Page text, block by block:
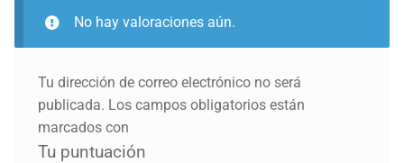
No hay valoraciones aún.
Tu dirección de correo electrónico no será
publicada. Los campos obligatorios están
marcados con
Tu puntuación